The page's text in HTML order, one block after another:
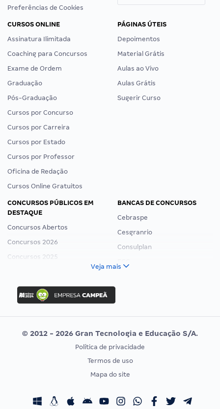
Preferências de Cookies
CURSOS ONLINE
Assinatura Ilimitada
Coaching para Concursos
Exame de Ordem
Graduação
Pós-Graduação
Cursos por Concurso
Cursos por Carreira
Cursos por Estado
Cursos por Professor
Oficina de Redação
Cursos Online Gratuitos
PÁGINAS ÚTEIS
Depoimentos
Material Grátis
Aulas ao Vivo
Aulas Grátis
Sugerir Curso
CONCURSOS PÚBLICOS EM
DESTAQUE
Concursos Abertos
Concursos 2026
Concursos 2025
Concurso Nacional Unificado
Concurso Ibama
Concurso MPU
Editais publicados
BANCAS DE CONCURSOS
Cebraspe
Cesgranrio
Consulplan
Vunesp
CONCURSOS POR PROFISSÃO
Concursos Fiscais
EXAME DE ORDEM
Calendário OAB
Veja mais
© 2012 - 2026 Gran Tecnologia e Educação S/A.
Política de privacidade
Termos de uso
Mapa do site